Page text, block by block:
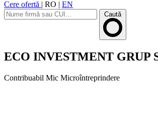
Cere ofertă | RO | EN
Caută
ECO INVESTMENT GRUP
Contribuabil Mic Microîntreprindere